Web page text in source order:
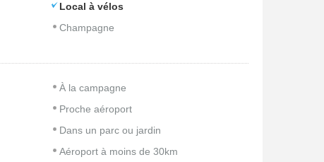
Local à vélos
Champagne
À la campagne
Proche aéroport
Dans un parc ou jardin
Aéroport à moins de 30km